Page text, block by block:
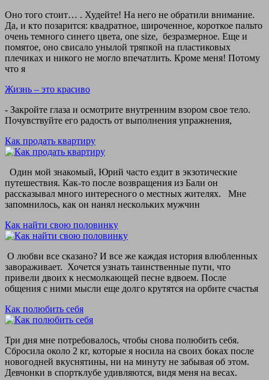
Оно того стоит… . Худейте! На него не обратили внимание.
Да, и кто позарится: квадратное, широченное, короткое пальто
очень темного синего цвета, one size, безразмерное. Еще и
помятое, оно свисало унылой тряпкой на пластиковых
плечиках и никого не могло впечатлить. Кроме меня! Потому
что я
Жизнь – это красиво
- Закройте глаза и осмотрите внутренним взором свое тело.
Почувствуйте его радость от выполнения упражнения,
Как продать квартиру
Один мой знакомый, Юрий часто ездит в экзотические
путешествия. Как-то после возвращения из Бали он
рассказывал много интересного о местных жителях. Мне
запомнилось, как он нанял нескольких мужчин
Как найти свою половинку
О любви все сказано? И все же каждая история влюбленных
завораживает. Хочется узнать таинственные пути, что
привели двоих к несмолкающей песне вдвоем. После
общения с ними мысли еще долго крутятся на орбите счастья
Как полюбить себя
Три дня мне потребовалось, чтобы снова полюбить себя.
Сбросила около 2 кг, которые я носила на своих боках после
новогодней вкуснятины, ни на минуту не забывая об этом.
Девчонки в спортклубе удивляются, видя меня на весах.